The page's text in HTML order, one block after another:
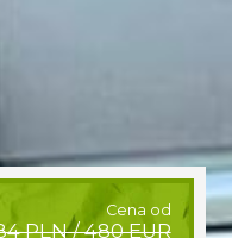
Cena od
PLN / 480 EUR